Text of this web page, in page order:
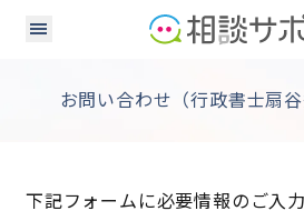
お問い合わせ（行政書士扇谷
下記フォームに必要情報のご入